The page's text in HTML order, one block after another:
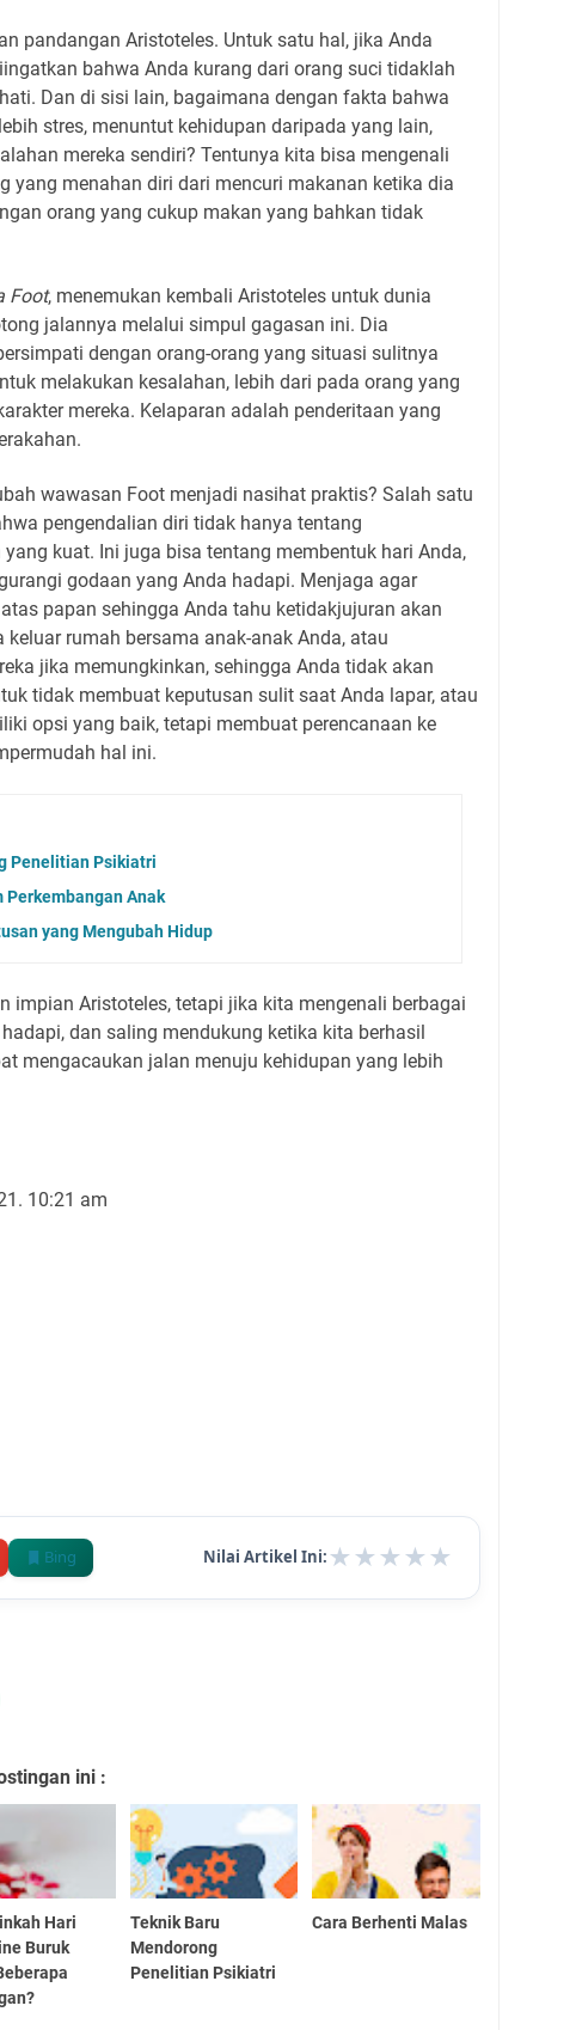
pandangan Aristoteles. Untuk satu hal, jika Anda
bahwa Anda kurang dari orang suci tidaklah
Dan di sisi lain, bagaimana dengan fakta bahwa
stres, menuntut kehidupan daripada yang lain,
mereka sendiri? Tentunya kita bisa mengenali
yang menahan diri dari mencuri makanan ketika dia
orang yang cukup makan yang bahkan tidak
Foot, menemukan kembali Aristoteles untuk dunia
jalannya melalui simpul gagasan ini. Dia
dengan orang-orang yang situasi sulitnya
melakukan kesalahan, lebih dari pada orang yang
mereka. Kelaparan adalah penderitaan yang
wawasan Foot menjadi nasihat praktis? Salah satu
pengendalian diri tidak hanya tentang
kuat. Ini juga bisa tentang membentuk hari Anda,
godaan yang Anda hadapi. Menjaga agar
papan sehingga Anda tahu ketidakjujuran akan
rumah bersama anak-anak Anda, atau
jika memungkinkan, sehingga Anda tidak akan
tidak membuat keputusan sulit saat Anda lapar, atau
opsi yang baik, tetapi membuat perencanaan ke
hal ini.
Penelitian Psikiatri
Anak
yang Mengubah Hidup
impian Aristoteles, tetapi jika kita mengenali berbagai
dan saling mendukung ketika kita berhasil
mengacaukan jalan menuju kehidupan yang lebih
10:21 am
Bing Nilai Artikel Ini:★★★★★
ini :
Hari
Buruk
Teknik Baru
Mendorong
Penelitian Psikiatri
Cara Berhenti Malas